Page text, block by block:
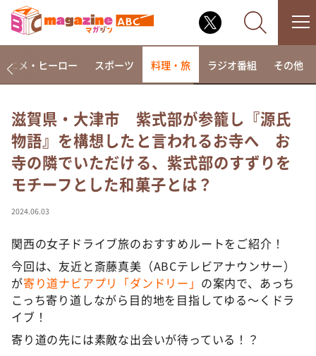
なるみ・岡村の過ぎるTV
相席食堂
これ余談なんですけど・・・
～人生密着トークバラエティ！～ やすとものいたっ
て真剣です
探偵！ナイトスクープ
news おかえり
河合＆A.B.C-Z塚田×福井アナ「なんでやねん！？」
（news おかえり）
本日はダイアンなり！シーズン２
ニメ・ヒーロー スポーツ 料理・旅 ラジオ番組 その他
滋賀県・大津市 紫式部が参籠し『源氏
物語』を構想したと言われるお寺へ お
寺の隣でいただける、紫式部のすずりを
モチーフとした和菓子とは？
2024.06.03
関西の女子ドライブ旅のおすすめルートをご紹介！
今回は、友近と斎藤真美（ABCテレビアナウンサー）
が寄り道ナビアプリ「ダンドリー」 の案内で、あっち
こっち寄り道しながら目的地を目指してゆる～くドラ
イブ！
寄り道の先には素敵な出会いが待っている！？